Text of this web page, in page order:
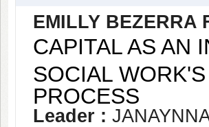
EMILLY BEZERRA
CAPITAL AS AN
SOCIAL
PROCESS
Leader :